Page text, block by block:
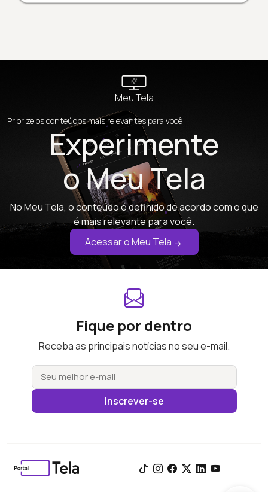
Meu Tela
Priorize os conteúdos mais relevantes para você
Experimente
o Meu Tela
No Meu Tela, o conteúdo é definido de acordo com o que
é mais relevante para você.
Acessar o Meu Tela
Fique por dentro
Receba as principais notícias no seu e-mail.
Inscrever-se